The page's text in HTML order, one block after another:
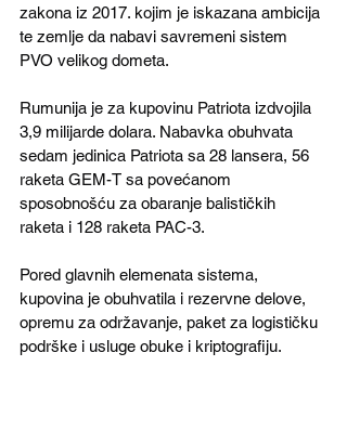
zakona iz 2017. kojim je iskazana ambicija
te zemlje da nabavi savremeni sistem
PVO velikog dometa.
Rumunija je za kupovinu Patriota izdvojila
3,9 milijarde dolara. Nabavka obuhvata
sedam jedinica Patriota sa 28 lansera, 56
raketa GEM-T sa povećanom
sposobnošću za obaranje balističkih
raketa i 128 raketa PAC-3.
Pored glavnih elemenata sistema,
kupovina je obuhvatila i rezervne delove,
opremu za održavanje, paket za logističku
podrške i usluge obuke i kriptografiju.